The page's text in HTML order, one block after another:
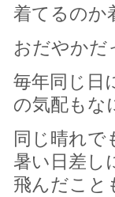
着てるのか
おだやかだ
毎年同じ日
の気配もな
同じ晴れで
暑い日差し
飛んだこと